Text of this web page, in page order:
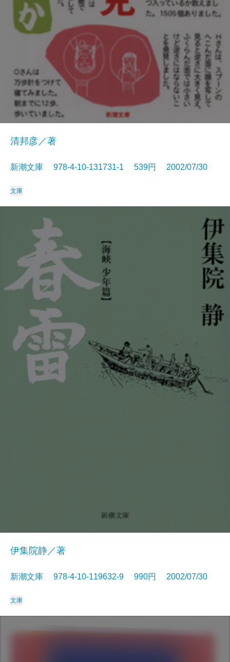
清邦彦／著
新潮文庫 978-4-10-131731-1 539円 2002/07/30
文庫
伊集院静／著
新潮文庫 978-4-10-119632-9 990円 2002/07/30
文庫